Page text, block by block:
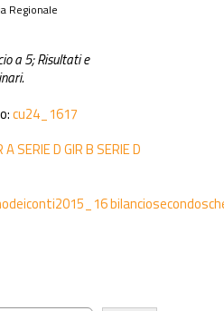
Regionale
a 5; Risultati e
cu24_1617
ASERIE D GIR B SERIE D